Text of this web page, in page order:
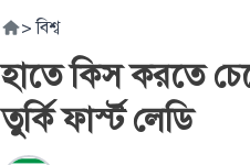
> বিশ্ব
হাতে কিস করতে
তুর্কি ফার্স্ট লেডি